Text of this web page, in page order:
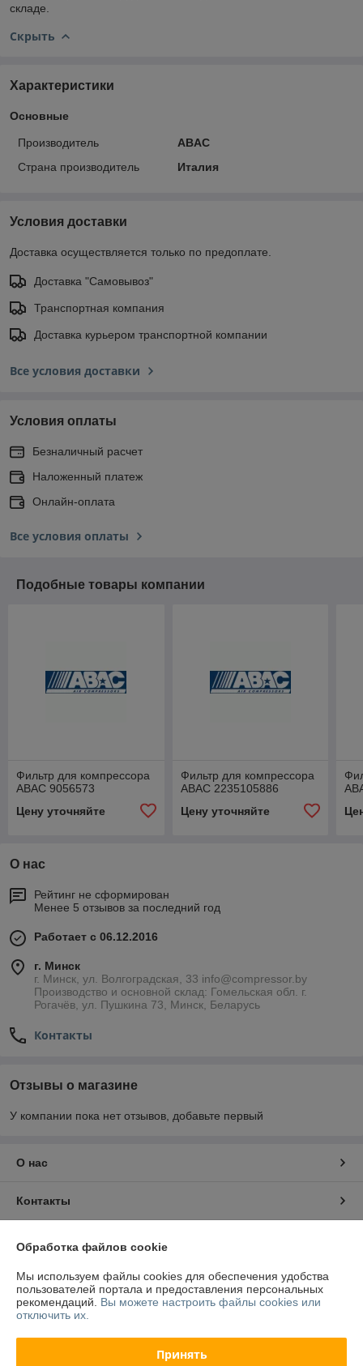
складе.
Скрыть
Характеристики
Основные
Производитель
ABAC
Страна производитель
Италия
Условия доставки
Доставка осуществляется только по предоплате.
Доставка "Самовывоз"
Транспортная компания
Доставка курьером транспортной компании
Все условия доставки
Условия оплаты
Безналичный расчет
Наложенный платеж
Онлайн-оплата
Все условия оплаты
Подобные товары компании
Фильтр для компрессора
ABAC 9056573
Цену уточняйте
Фильтр для компрессора
ABAC 2235105886
Цену уточняйте
О нас
Рейтинг не сформирован
Менее 5 отзывов за последний год
Работает с 06.12.2016
г. Минск
г. Минск, ул. Волгоградская, 33 info@compressor.by
Производство и основной склад: Гомельская обл. г.
Рогачёв, ул. Пушкина 73, Минск, Беларусь
Контакты
Отзывы о магазине
У компании пока нет отзывов, добавьте первый
О нас
Контакты
Полная версия сайта
Политика обработки cookies
Сайт создан на платформе Deal.by
Обработка файлов cookie
Мы используем файлы cookies для обеспечения удобства
пользователей портала и предоставления персональных
рекомендаций. Вы можете настроить файлы cookies или
отключить их.
Принять